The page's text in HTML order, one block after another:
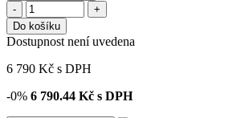
-
+
Do košíku
Dostupnost není uvedena
6 790 Kč s DPH
-0% 6 790.44 Kč s DPH